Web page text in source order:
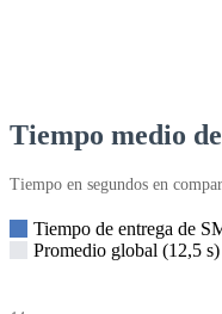
Tiempo medio
Tiempo en segundos en
Tiempo de entrega de
Promedio global (12,5 s)